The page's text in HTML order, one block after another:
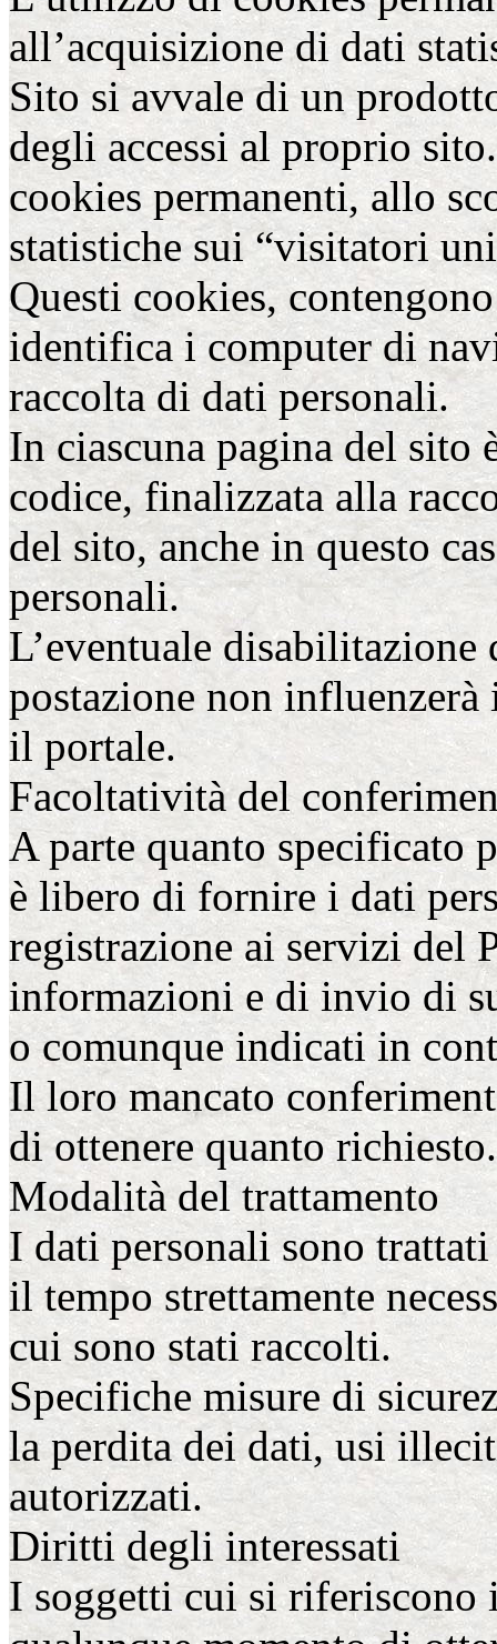
all’acquisizione di dati
Sito si avvale di un
degli accessi al proprio
cookies permanenti, allo
statistiche sui “visitatori
Questi cookies,
identifica i computer di
raccolta di dati personali.
In ciascuna pagina del sito
codice, finalizzata alla
del sito, anche in questo
personali.
L’eventuale
postazione non
il portale.
Facoltatività del
A parte quanto specificato
è libero di fornire i dati
registrazione ai servizi del
informazioni e di invio di
o comunque indicati in
Il loro mancato
di ottenere quanto richiesto.
Modalità del trattamento
I dati personali sono
il tempo strettamente
cui sono stati raccolti.
Specifiche misure di
la perdita dei dati, usi
autorizzati.
Diritti degli interessati
I soggetti cui si